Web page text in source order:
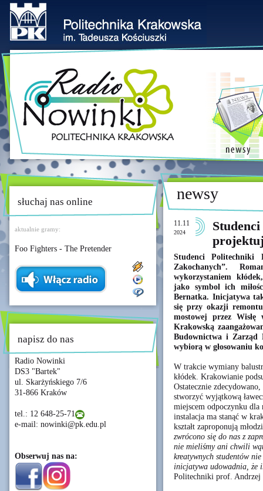
słuchaj nas online
aktualnie gramy:
Foo Fighters - The Pretender
napisz do nas
Radio Nowinki
DS3 "Bartek"
ul. Skarżyńskiego 7/6
31-866 Kraków
tel.: 12 648-25-71
e-mail: nowinki@pk.edu.pl
Obserwuj nas na:
newsy
11.11
2024
Studenci Politechniki
Zakochanych”.
wykorzystaniem
jako symbol ich
Bernatka. Inicjatywa
się przy okazji
mostowej przez
Krakowską
Budownictwa i Zarząd
wybiorą w głosowaniu
W trakcie wymiany
kłódek. Krakowianie
Ostatecznie
stworzyć wyjątkową
miejscem odpoczynku dla
instalacja ma stanąć w
kształt zaproponują
zwrócono się do nas z
nie mieliśmy ani chwili
kreatywnych studentów
inicjatywa udowadnia, że
Politechniki prof. Andrzej